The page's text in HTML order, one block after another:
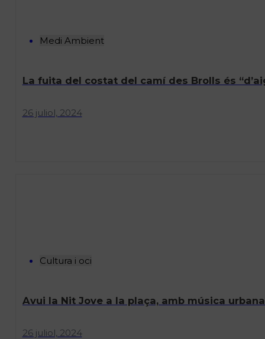
Medi Ambient
La fuita del costat del camí des Brolls és
26 juliol, 2024
Cultura i oci
Avui la Nit Jove a la plaça, amb música
26 juliol, 2024